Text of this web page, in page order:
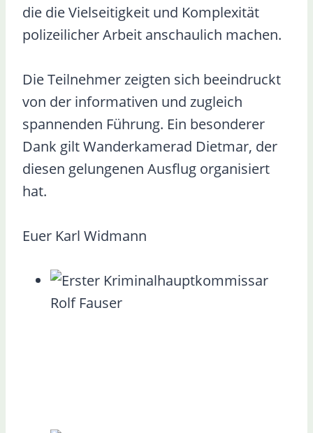
die die Vielseitigkeit und Komplexität
polizeilicher Arbeit anschaulich machen.
Die Teilnehmer zeigten sich beeindruckt
von der informativen und zugleich
spannenden Führung. Ein besonderer
Dank gilt Wanderkamerad Dietmar, der
diesen gelungenen Ausflug organisiert
hat.
Euer Karl Widmann